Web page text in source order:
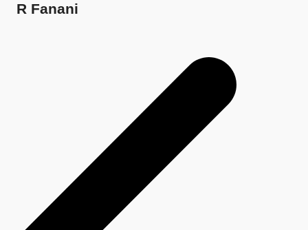
R Fanani